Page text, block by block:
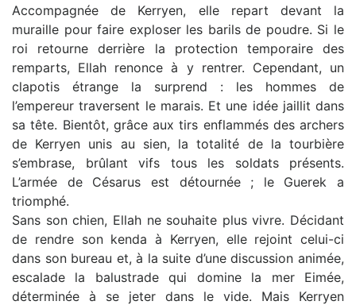
Accompagnée de Kerryen, elle repart devant la
muraille pour faire exploser les barils de poudre. Si le
roi retourne derrière la protection temporaire des
remparts, Ellah renonce à y rentrer. Cependant, un
clapotis étrange la surprend : les hommes de
l’empereur traversent le marais. Et une idée jaillit dans
sa tête. Bientôt, grâce aux tirs enflammés des archers
de Kerryen unis au sien, la totalité de la tourbière
s’embrase, brûlant vifs tous les soldats présents.
L’armée de Césarus est détournée ; le Guerek a
triomphé.
Sans son chien, Ellah ne souhaite plus vivre. Décidant
de rendre son kenda à Kerryen, elle rejoint celui-ci
dans son bureau et, à la suite d’une discussion animée,
escalade la balustrade qui domine la mer Eimée,
déterminée à se jeter dans le vide. Mais Kerryen